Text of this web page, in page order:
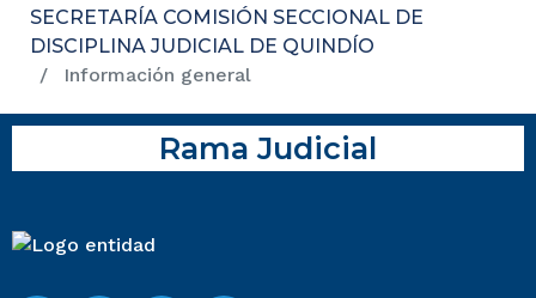
SECRETARÍA COMISIÓN SECCIONAL DE
DISCIPLINA JUDICIAL DE QUINDÍO
Información general
Rama Judicial